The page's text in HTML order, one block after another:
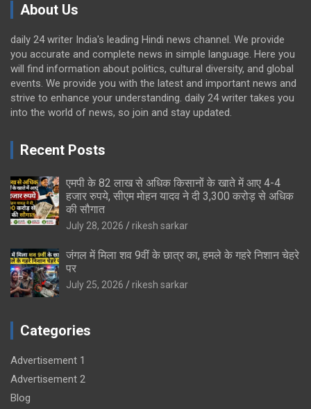
About Us
daily 24 writer India's leading Hindi news channel. We provide
you accurate and complete news in simple language. Here you
will find information about politics, cultural diversity, and global
events. We provide you with the latest and important news and
strive to enhance your understanding. daily 24 writer takes you
into the world of news, so join and stay updated.
Recent Posts
एमपी के 82 लाख से अधिक किसानों के खाते में आए 4-4
हजार रुपये, सीएम मोहन यादव ने दी 3,300 करोड़ से अधिक
की सौगात
July 28, 2026 rikesh sarkar
जंगल में मिला शव 9वीं के छात्र का, हमले के गहरे निशान चेहरे
पर
July 25, 2026 rikesh sarkar
Categories
Advertisement 1
Advertisement 2
Blog